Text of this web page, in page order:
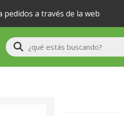
a través de la web
Buscar